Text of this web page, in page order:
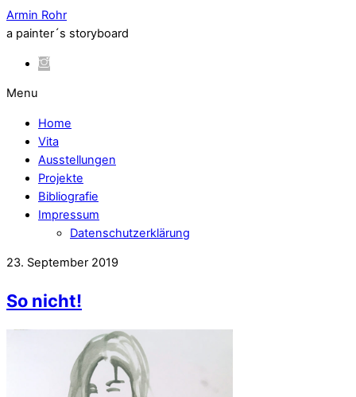
Armin Rohr
a painter´s storyboard
Menu
Home
Vita
Ausstellungen
Projekte
Bibliografie
Impressum
Datenschutzerklärung
23. September 2019
So nicht!